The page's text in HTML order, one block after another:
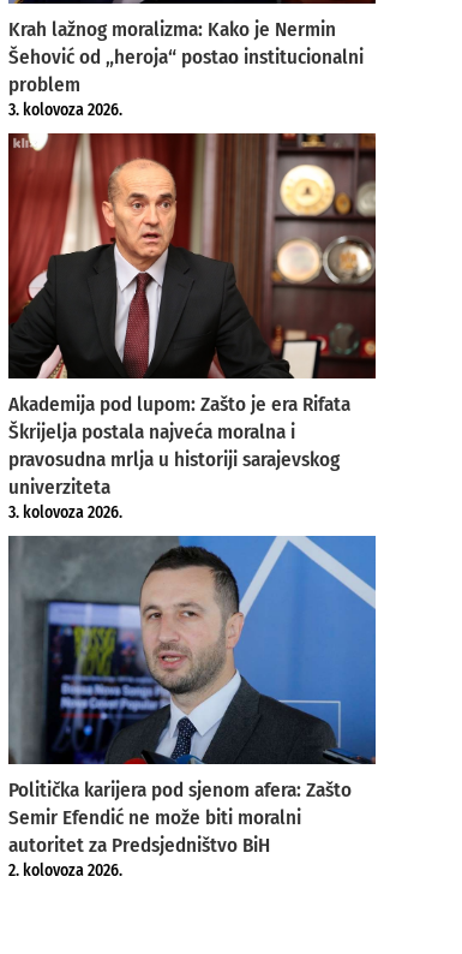
Krah lažnog moralizma: Kako je Nermin
Šehović od „heroja“ postao institucionalni
problem
3. kolovoza 2026.
Akademija pod lupom: Zašto je era Rifata
Škrijelja postala najveća moralna i
pravosudna mrlja u historiji sarajevskog
univerziteta
3. kolovoza 2026.
Politička karijera pod sjenom afera: Zašto
Semir Efendić ne može biti moralni
autoritet za Predsjedništvo BiH
2. kolovoza 2026.